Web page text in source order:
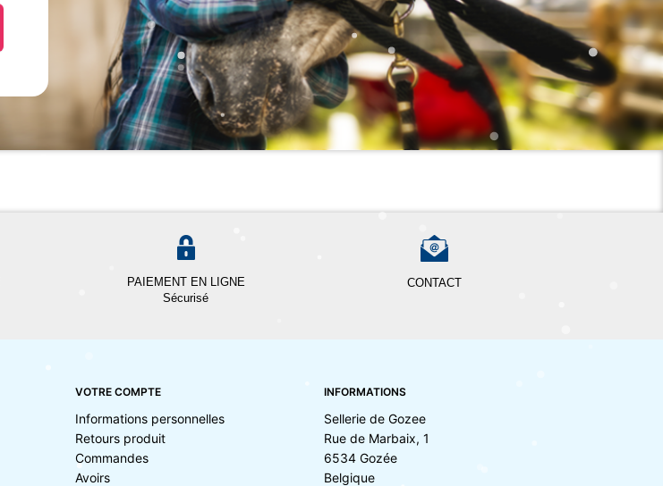
PAIEMENT EN LIGNE
Sécurisé
CONTACT
VOTRE COMPTE
Informations personnelles
Retours produit
Commandes
Avoirs
INFORMATIONS
Sellerie de Gozee
Rue de Marbaix, 1
6534 Gozée
Belgique